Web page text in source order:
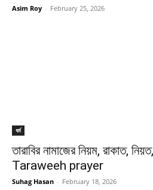
Asim Roy - February 25, 2026
ধর্ম
তারাবির নামাজের নিয়ম, রাকাত,
Taraweeh prayer
Suhag Hasan - February 18, 2026